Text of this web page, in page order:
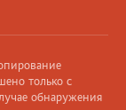
только с
обнаружения